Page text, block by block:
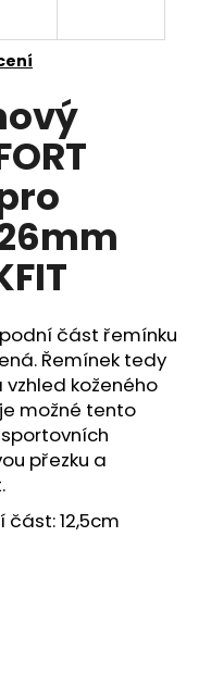
část řemínku
Řemínek tedy
koženého
možné tento
přezku a
12,5cm